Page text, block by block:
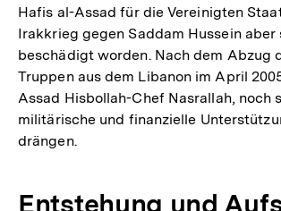
Hafis al-Assad für die Vereinigten
Irakkrieg gegen Saddam Hussein aber
beschädigt worden. Nach dem Abzug
Truppen aus dem Libanon im April
Assad Hisbollah-Chef Nasrallah, noch
militärische und finanzielle
drängen.
Entstehung und